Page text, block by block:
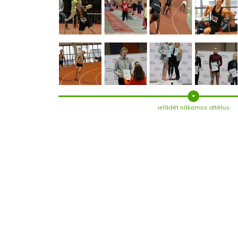
ielādēt nākamos attēlus